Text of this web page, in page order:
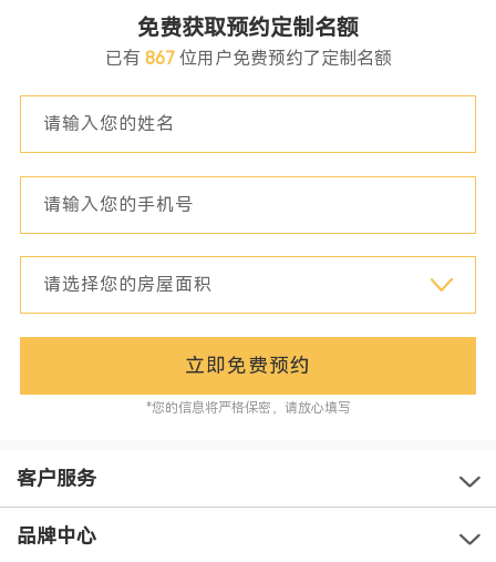
免费获取预约定制名额
已有 867位用户免费预约了定制名额
立即免费预约
*您的信息将严格保密，请放心填写
客户服务
品牌中心